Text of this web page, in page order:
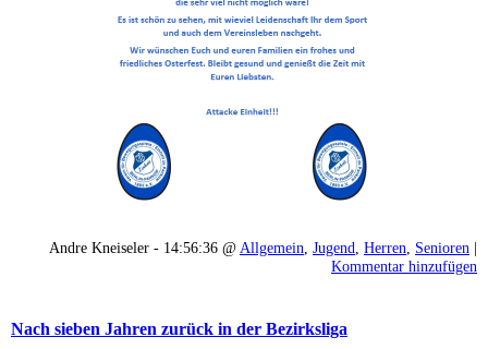
Andre Kneiseler - 14:56:36 @ Allgemein Jugend Herren Senioren |
Kommentar hinzufügen
Nach sieben Jahren zurück in der Bezirksliga